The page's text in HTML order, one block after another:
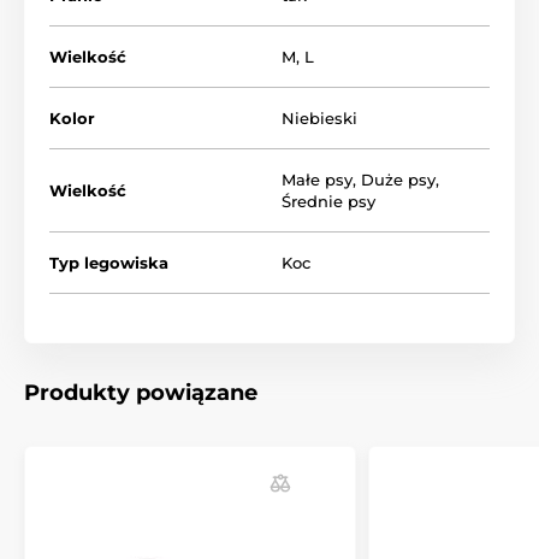
Legowiska, budy i torby
Wielkość M, L
Kolor Niebieski
Wielkość
Małe psy, Duże psy,
Średnie psy
Typ legowiska Koc
Produkty powiązane